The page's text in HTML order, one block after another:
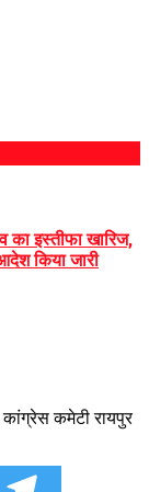
का इस्तीफा खारिज,
किया जारी
कांग्रेस कमेटी रायपुर